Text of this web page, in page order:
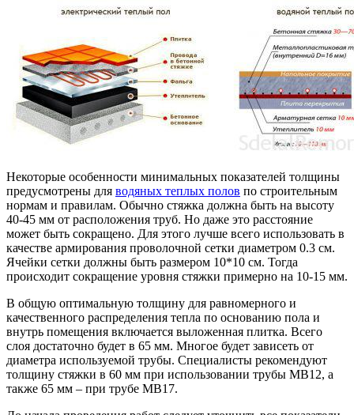
Некоторые особенности минимальных показателей толщины
предусмотрены для водяных теплых полов по строительным
нормам и правилам. Обычно стяжка должна быть на высоту
40-45 мм от расположения труб. Но даже это расстояние
может быть сокращено. Для этого лучше всего использовать в
качестве армирования проволочной сетки диаметром 0.3 см.
Ячейки сетки должны быть размером 10*10 см. Тогда
происходит сокращение уровня стяжки примерно на 10-15 мм.
В общую оптимальную толщину для равномерного и
качественного распределения тепла по основанию пола и
внутрь помещения включается выложенная плитка. Всего
слоя достаточно будет в 65 мм. Многое будет зависеть от
диаметра используемой трубы. Специалисты рекомендуют
толщину стяжки в 60 мм при использовании трубы МВ12, а
также 65 мм – при трубе МВ17.